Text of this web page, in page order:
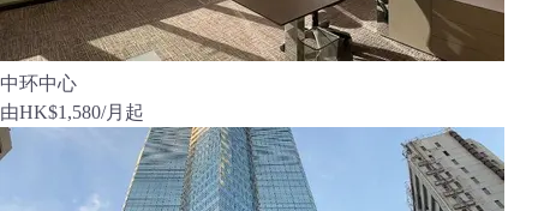
中环中心
由HK$1,580/月起